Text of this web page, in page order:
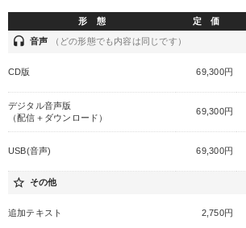
形 態 定 価
headset 音声 （どの形態でも内容は同じです）
CD版 69,300円
デジタル音声版
（配信＋ダウンロード）
69,300円
USB(音声) 69,300円
star_border その他
追加テキスト 2,750円